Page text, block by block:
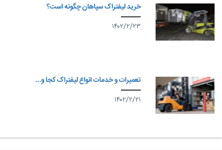
خرید لیفتراک سپاهان چگونه است؟
۱۴۰۲/۲/۲۳
تعمیرات و خدمات انواع لیفتراک کجا و...
۱۴۰۲/۲/۲۱